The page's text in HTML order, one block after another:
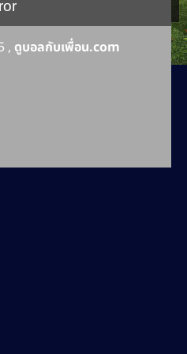
, ดูบอลกับเพื่อน.com